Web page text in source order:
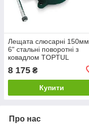
Лещата слюсарні 150мм
6" стальні поворотні з
ковадлом TOPTUL
8 175 ₴
Купити
Про нас